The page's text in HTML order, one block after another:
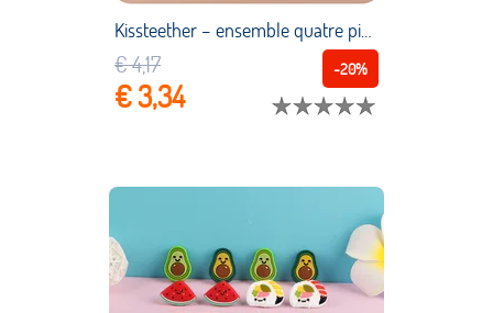
Kissteether – ensemble quatre pièces en Silicone pour bébé, nouveaux produits, ensemble apaisant, Bracelet de mamelon en Silicone, brosse à dents, chaîne de mamelon
-20%
€ 4,17
€ 3,34